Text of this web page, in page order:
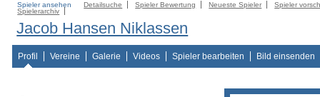
Spieler ansehen Detailsuche Spieler Bewertung Neueste Spieler
Spieler
Spielerarchiv
Jacob Hansen Niklassen
Profil Vereine Galerie Videos Spieler bearbeiten Bild einsenden